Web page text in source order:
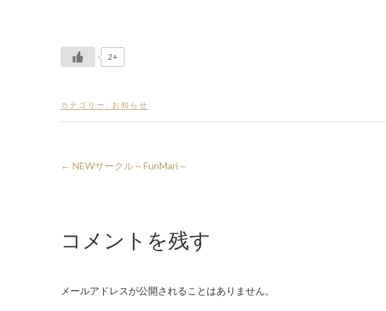
2+
カテゴリー: お知らせ
← NEWサークル～FunMari～
コメントを残す
メールアドレスが公開されることはありません。